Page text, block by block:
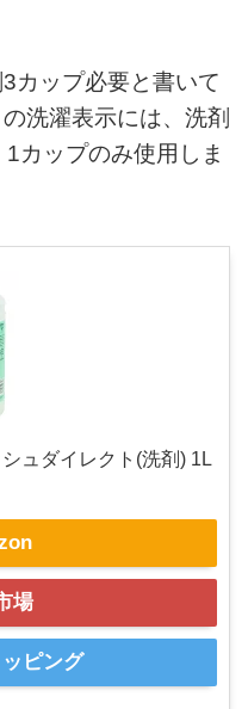
カップ必要と書いて
洗濯表示には、洗剤
カップのみ使用しま
ュダイレクト(洗剤) 1L
場
ピング